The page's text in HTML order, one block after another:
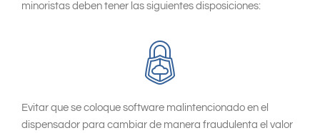
minoristas deben tener las siguientes disposiciones:
Evitar que se coloque software malintencionado en el
dispensador para cambiar de manera fraudulenta el valor